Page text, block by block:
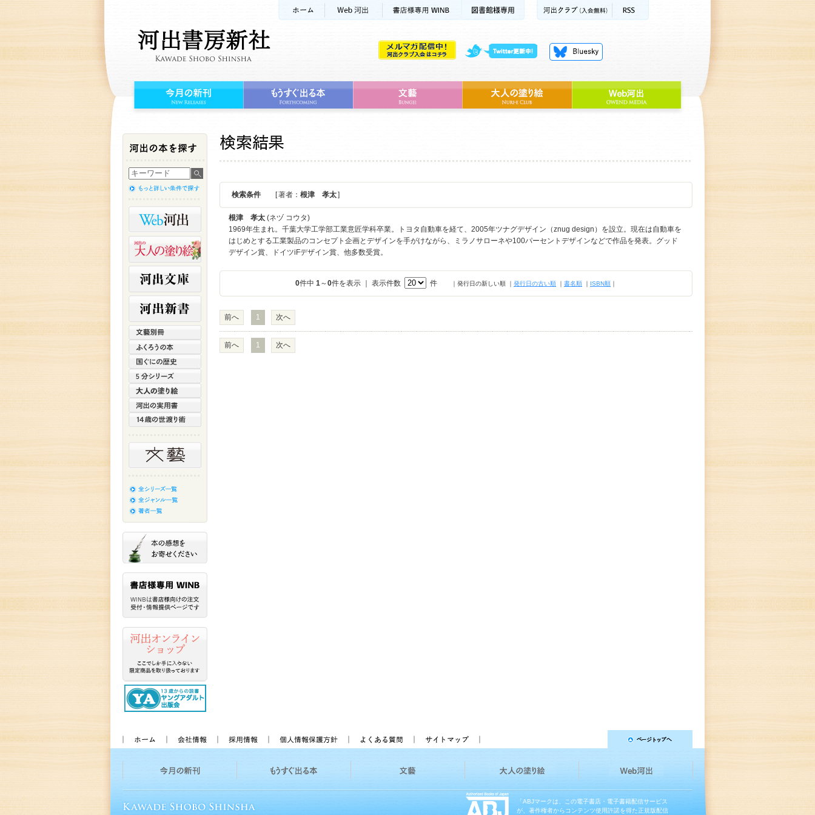
検索条件 [ 著者： 根津 孝太]
根津 孝太 (ネヅ コウタ)
1969年生まれ。千葉大学工学部工業意匠学科卒業。トヨタ自動車を経て、2005年ツナグデザイン（znug design）を設立。現在は自動車を
はじめとする工業製品のコンセプト企画とデザインを手がけながら、ミラノサローネや100パーセントデザインなどで作品を発表。グッド
デザイン賞、ドイツiFデザイン賞、他多数受賞。
0件中 1～0件を表示 ｜ 表示件数 件 ｜発行日の新しい順 ｜ 発行日の古い順 ｜ 書名順 ｜ ISBN順 ｜
前へ 1 次へ
前へ 1 次へ
「ABJマークは、この電子書店・電子書籍配信サービス
が、著作権者からコンテンツ使用許諾を得た正規版配信